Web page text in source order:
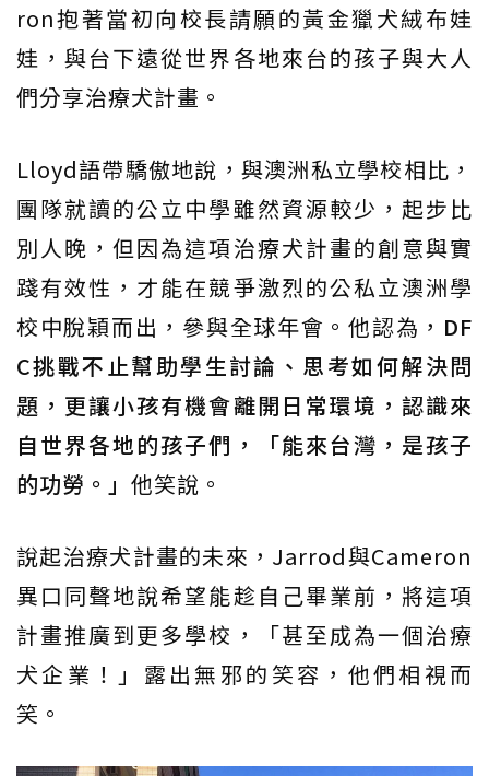
ron抱著當初向校長請願的黃金獵犬絨布娃
娃，與台下遠從世界各地來台的孩子與大人
們分享治療犬計畫。
Lloyd語帶驕傲地說，與澳洲私立學校相比，
團隊就讀的公立中學雖然資源較少，起步比
別人晚，但因為這項治療犬計畫的創意與實
踐有效性，才能在競爭激烈的公私立澳洲學
校中脫穎而出，參與全球年會。他認為， DF
C挑戰不止幫助學生討論、思考如何解決問
題，更讓小孩有機會離開日常環境，認識來
自世界各地的孩子們，「能來台灣，是孩子
的功勞。」 他笑說。
說起治療犬計畫的未來，Jarrod與Cameron
異口同聲地說希望能趁自己畢業前，將這項
計畫推廣到更多學校，「甚至成為一個治療
犬企業！」露出無邪的笑容，他們相視而
笑。